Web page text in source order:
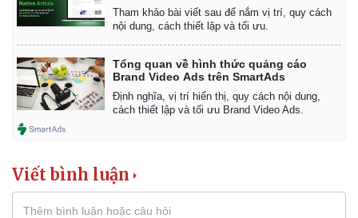
Tham khảo bài viết sau để nắm vị trí, quy cách
nội dung, cách thiết lập và tối ưu.
Tổng quan về hình thức quảng cáo
Brand Video Ads trên SmartAds
Định nghĩa, vị trí hiển thị, quy cách nội dung,
cách thiết lập và tối ưu Brand Video Ads.
Viết bình luận